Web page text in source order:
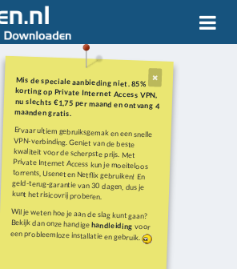
Mis de speciale aanbieding niet. 85%
korting op Private Internet Access VPN,
nu slechts €1,75 per maand en ontvang 4
maanden gratis.
Ervaar ultiem gebruiksgemak en een snelle
VPN-verbinding. Geniet van de beste
kwaliteit voor de scherpste prijs. Met
Private Internet Access kun je moeiteloos
torrents, Usenet en Netflix gebruiken! En
geld-terug-garantie van 30 dagen, dus je
kunt het risicovrij proberen.
Wil je weten hoe je aan de slag kunt gaan?
Bekijk dan onze handigehandleiding voor
een probleemloze installatie en gebruik.